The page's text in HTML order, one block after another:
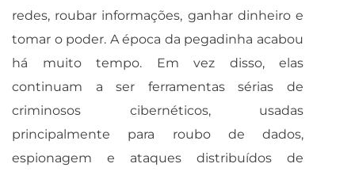
redes, roubar informações, ganhar dinheiro e
tomar o poder. A época da pegadinha acabou
há muito tempo. Em vez disso, elas
continuam a ser ferramentas sérias de
criminosos cibernéticos, usadas
principalmente para roubo de dados,
espionagem e ataques distribuídos de